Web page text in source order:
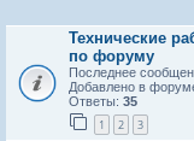
Технические
по форуму
Последнее
Добавлено в
Ответы: 35
1 2 3